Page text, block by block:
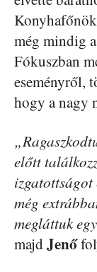
még mindig
Fókuszban
eseményről,
hogy a nagy
előtt
izgatottságot
még
megláttuk
majd Jenő